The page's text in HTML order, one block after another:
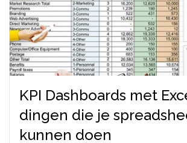
KPI Dashboards met
dingen die je
kunnen doen